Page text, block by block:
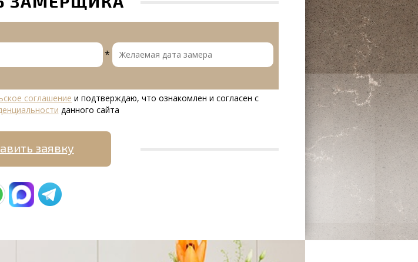
*
соглашение и подтверждаю, что ознакомлен и согласен с
данного сайта
заявку